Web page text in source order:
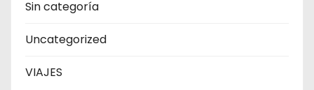
Sin categoría
Uncategorized
VIAJES